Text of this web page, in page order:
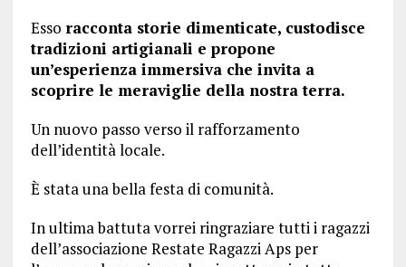
Esso racconta storie dimenticate, custodisce
tradizioni artigianali e propone
un’esperienza immersiva che invita a
scoprire le meraviglie della nostra terra.
Un nuovo passo verso il rafforzamento
dell’identità locale.
È stata una bella festa di comunità.
In ultima battuta vorrei ringraziare tutti i ragazzi
dell’associazione Restate Ragazzi Aps per